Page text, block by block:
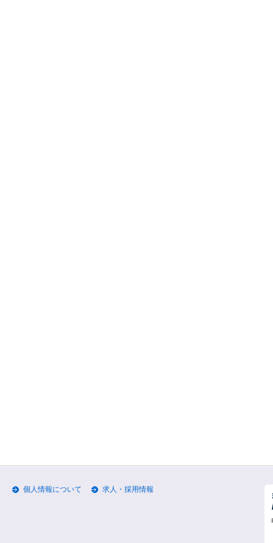
個人情報について 求人・採用情報